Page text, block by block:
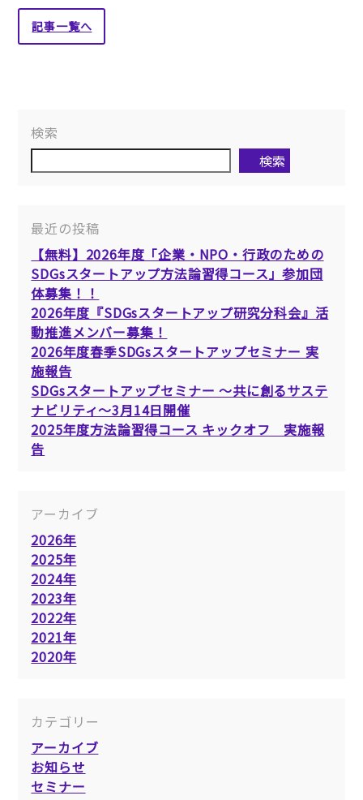
記事一覧へ
検索
検索
最近の投稿
【無料】2026年度「企業・NPO・行政のための
SDGsスタートアップ方法論習得コース」参加団
体募集！！
2026年度『SDGsスタートアップ研究分科会』活
動推進メンバー募集！
2026年度春季SDGsスタートアップセミナー 実
施報告
SDGsスタートアップセミナー ～共に創るサステ
ナビリティ～3月14日開催
2025年度方法論習得コース キックオフ 実施報
告
アーカイブ
2026年
2025年
2024年
2023年
2022年
2021年
2020年
カテゴリー
アーカイブ
お知らせ
セミナー